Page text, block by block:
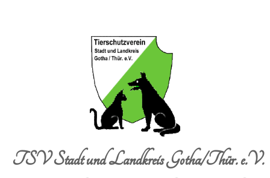
TSV Stadt und Landkreis Gotha/Thür. e.V.